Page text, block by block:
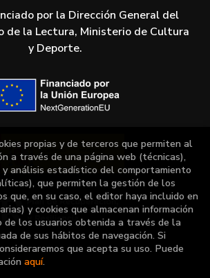
por la Dirección General del
de la Lectura, Ministerio de Cultura
y Deporte.
propias y de terceros que permiten al
a través de una página web (técnicas),
análisis estadístico del comportamiento
que permiten la gestión de los
que, en su caso, el editor haya incluido en
y cookies que almacenan información
los usuarios obtenida a través de la
de sus hábitos de navegación. Si
que acepta su uso. Puede
aquí.